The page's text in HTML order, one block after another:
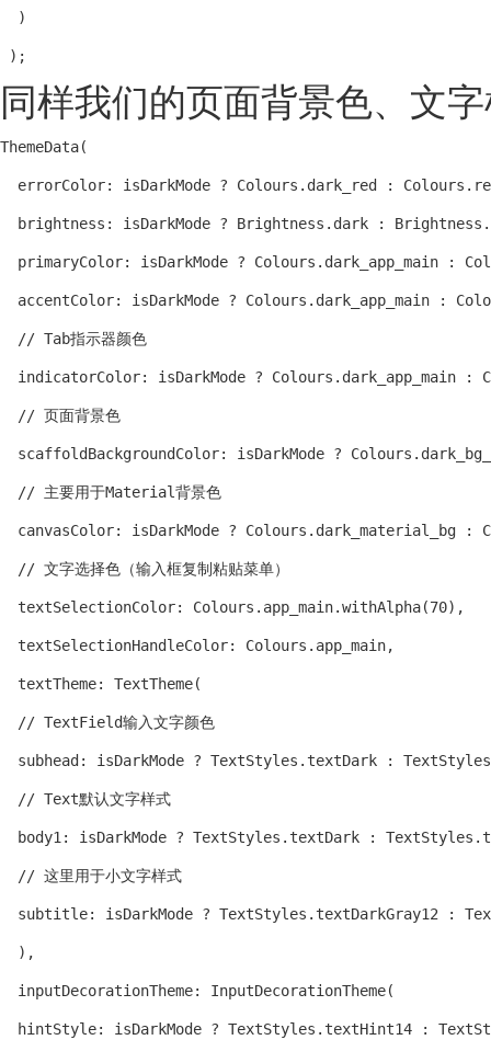
)
);
同样我们的页面背景色、文
ThemeData(
errorColor: isDarkMode ? Colours.dark_red :
brightness: isDarkMode ? Brightness.dark :
primaryColor: isDarkMode ? Colours.dark_app_main :
accentColor: isDarkMode ? Colours.dark_app_main :
// Tab指示器颜色
indicatorColor: isDarkMode ? Colours.dark_app_main :
// 页面背景色
scaffoldBackgroundColor: isDarkMode ?
// 主要用于Material背景色
canvasColor: isDarkMode ? Colours.dark_material_bg :
// 文字选择色（输入框复制粘贴菜单）
textSelectionColor: Colours.app_main.withAlpha(70),
textSelectionHandleColor: Colours.app_main,
textTheme: TextTheme(
// TextField输入文字颜色
subhead: isDarkMode ? TextStyles.textDark :
// Text默认文字样式
body1: isDarkMode ? TextStyles.textDark :
// 这里用于小文字样式
subtitle: isDarkMode ? TextStyles.textDarkGray12 :
),
inputDecorationTheme: InputDecorationTheme(
hintStyle: isDarkMode ? TextStyles.textHint14 :